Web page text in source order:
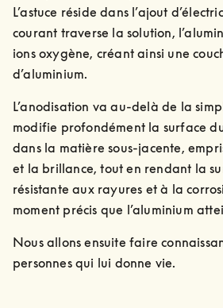
L’astuce réside dans l’ajout
courant traverse la solution,
ions oxygène, créant ainsi une
d’aluminium.
L’anodisation va au-delà de la
modifie profondément la surface
dans la matière sous-jacente,
et la brillance, tout en rendant la
résistante aux rayures et à la
moment précis que l’aluminium
Nous allons ensuite faire
personnes qui lui donne vie.